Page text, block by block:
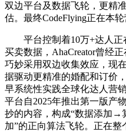
双边平台及数据飞轮，更精
估。最终CodeFlying正在本轮
平台控制着10万+达人正
买卖数据，AhaCreator曾经
巧妙采用双边收集效应，现
据驱动更精准的婚配和订价
早系统性实践全球化达人营
平台自2025年推出第一版产
抄的内容，构成“数据添加
加”的正向算法飞轮。正在整